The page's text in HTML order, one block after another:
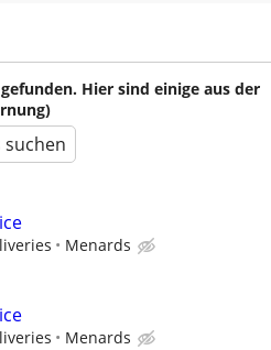
Hier sind einige aus der
Menards
Menards